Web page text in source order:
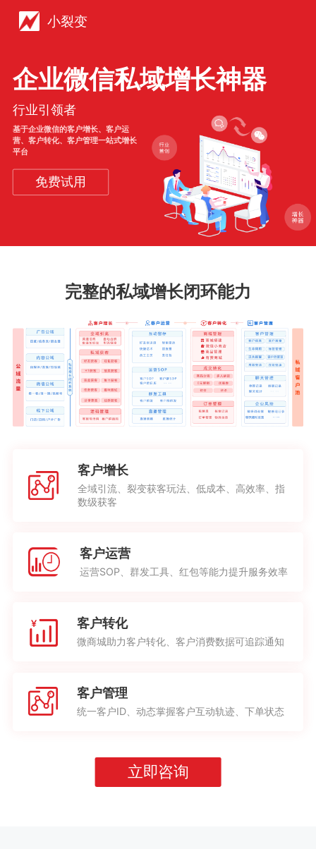
小裂变
企业微信私域增长神器
行业引领者
基于企业微信的客户增长、客户运
营、客户转化、客户管理一站式增长
平台
免费试用
完整的私域增长闭环能力
客户增长
全域引流、裂变获客玩法、低成本、高效率、指
数级获客
客户运营
运营SOP、群发工具、红包等能力提升服务效率
客户转化
微商城助力客户转化、客户消费数据可追踪通知
客户管理
统一客户ID、动态掌握客户互动轨迹、下单状态
立即咨询